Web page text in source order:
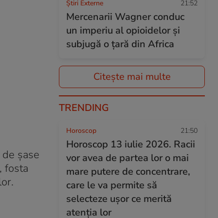
șase
fosta
Știri Externe 21:52
Mercenarii Wagner conduc
un imperiu al opioidelor și
subjugă o țară din Africa
Citește mai multe
TRENDING
Horoscop 21:50
Horoscop 13 iulie 2026. Racii
vor avea de partea lor o mai
mare putere de concentrare,
care le va permite să
selecteze ușor ce merită
atenția lor